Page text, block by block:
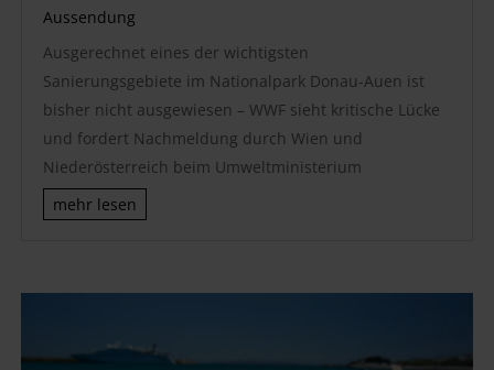
Aussendung
Ausgerechnet eines der wichtigsten
Sanierungsgebiete im Nationalpark Donau-Auen ist
bisher nicht ausgewiesen – WWF sieht kritische Lücke
und fordert Nachmeldung durch Wien und
Niederösterreich beim Umweltministerium
mehr lesen